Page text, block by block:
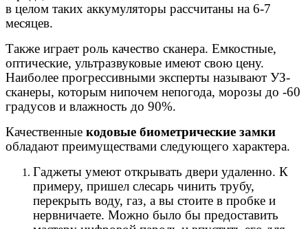
в целом таких аккумуляторы рассчитаны на 6-7
месяцев.
Также играет роль качество сканера. Емкостные,
оптические, ультразвуковые имеют свою цену.
Наиболее прогрессивными эксперты называют УЗ-
сканеры, которым нипочем непогода, морозы до -60
градусов и влажность до 90%.
Качественные кодовые биометрические замки
обладают преимуществами следующего характера.
Гаджеты умеют открывать двери удаленно. К
примеру, пришел слесарь чинить трубу,
перекрыть воду, газ, а вы стоите в пробке и
нервничаете. Можно было бы предоставить